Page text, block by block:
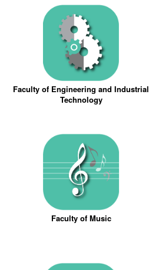
Faculty of Engineering and Industrial
Technology
Faculty of Music